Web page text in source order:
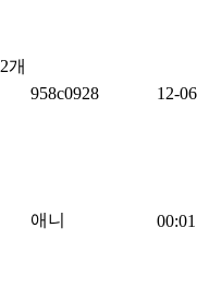
2개
958c0928 12-06
애니 00:01